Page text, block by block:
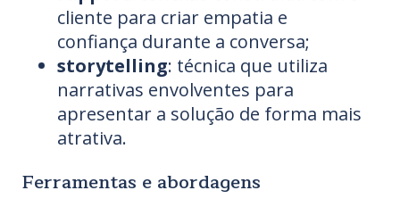
cliente para criar empatia e
confiança durante a conversa;
storytelling: técnica que utiliza
narrativas envolventes para
apresentar a solução de forma mais
atrativa.
Ferramentas e abordagens